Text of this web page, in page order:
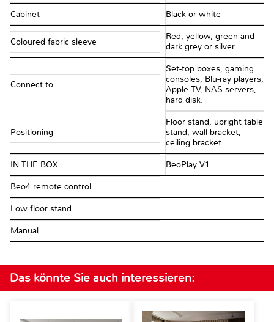
Cabinet Black or white
Coloured fabric sleeve
Red, yellow, green and
dark grey or silver
Connect to
Set-top boxes, gaming
consoles, Blu-ray players,
Apple TV, NAS servers,
hard disk.
Positioning
Floor stand, upright table
stand, wall bracket,
ceiling bracket
IN THE BOX BeoPlay V1
Beo4 remote control
Low floor stand
Manual
Das könnte Sie auch interessieren: